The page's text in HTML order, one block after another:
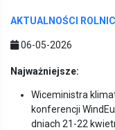
AKTUALNOŚCI
06-05-2026
Najważniejsze:
Wiceministra
konferencji
dniach 21-22